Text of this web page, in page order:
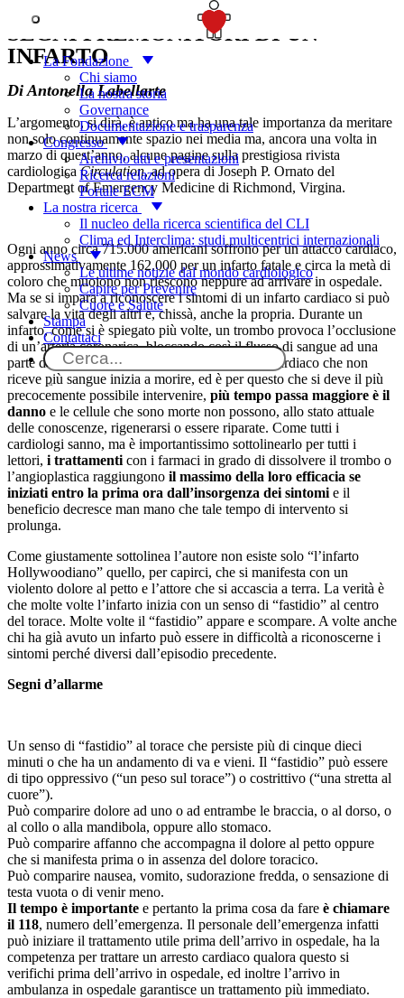
La Fondazione
Chi siamo
La nostra storia
Governance
Documentazione e trasparenza
Congresso
Archivio atti e presentazioni
Ricerca relazioni
Portale ECM
La nostra ricerca
Il nucleo della ricerca scientifica del CLI
Clima ed Interclima: studi multicentrici internazionali
News
Le ultime notizie dal mondo cardiologico
Capire per Prevenire
Cuore e Salute
Stampa
Contattaci
SEGNI PREMONITORI DI UN
INFARTO
Di Antonella Labellarte
L’argomento, si dirà, è antico ma ha una tale importanza da meritare
non solo continuamente spazio nei media ma, ancora una volta in
marzo di quest’anno, alcune pagine sulla prestigiosa rivista
cardiologicaCirculation, ad opera di Joseph P. Ornato del
Department of Emergency Medicine di Richmond, Virgina.
Ogni anno circa 715.000 americani soffrono per un attacco cardiaco,
approssimativamente 162.000 per un infarto fatale e circa la metà di
coloro che muoiono non riescono neppure ad arrivare in ospedale.
Ma se si impara a riconoscere i sintomi di un infarto cardiaco si può
salvare la vita degli altri e, chissà, anche la propria. Durante un
infarto, come si è spiegato più volte, un trombo provoca l’occlusione
di un’arteria coronarica, bloccando così il flusso di sangue ad una
parte del cuore. Molto rapidamente il muscolo cardiaco che non
riceve più sangue inizia a morire, ed è per questo che si deve il più
precocemente possibile intervenire, più tempo passa maggiore è il
danno e le cellule che sono morte non possono, allo stato attuale
delle conoscenze, rigenerarsi o essere riparate. Come tutti i
cardiologi sanno, ma è importantissimo sottolinearlo per tutti i
lettori, i trattamenti con i farmaci in grado di dissolvere il trombo o
l’angioplastica raggiungono il massimo della loro efficacia se
iniziati entro la prima ora dall’insorgenza dei sintomi e il
beneficio decresce man mano che tale tempo di intervento si
prolunga.
Come giustamente sottolinea l’autore non esiste solo “l’infarto
Hollywoodiano” quello, per capirci, che si manifesta con un
violento dolore al petto e l’attore che si accascia a terra. La verità è
che molte volte l’infarto inizia con un senso di “fastidio” al centro
del torace. Molte volte il “fastidio” appare e scompare. A volte anche
chi ha già avuto un infarto può essere in difficoltà a riconoscerne i
sintomi perché diversi dall’episodio precedente.
Segni d’allarme
Un senso di “fastidio” al torace che persiste più di cinque dieci
minuti o che ha un andamento di va e vieni. Il “fastidio” può essere
di tipo oppressivo (“un peso sul torace”) o costrittivo (“una stretta al
cuore”).
Può comparire dolore ad uno o ad entrambe le braccia, o al dorso, o
al collo o alla mandibola, oppure allo stomaco.
Può comparire affanno che accompagna il dolore al petto oppure
che si manifesta prima o in assenza del dolore toracico.
Può comparire nausea, vomito, sudorazione fredda, o sensazione di
testa vuota o di venir meno.
Il tempo è importante e pertanto la prima cosa da fare è chiamare
il 118, numero dell’emergenza. Il personale dell’emergenza infatti
può iniziare il trattamento utile prima dell’arrivo in ospedale, ha la
competenza per trattare un arresto cardiaco qualora questo si
verifichi prima dell’arrivo in ospedale, ed inoltre l’arrivo in
ambulanza in ospedale garantisce un trattamento più immediato.